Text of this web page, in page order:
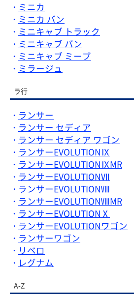
ミニカ
ミニカ バン
ミニキャブ トラック
ミニキャブ バン
ミニキャブ ミーブ
ミラージュ
ラ行
ランサー
ランサー セディア
ランサー セディア ワゴン
ランサーEVOLUTIONⅨ
ランサーEVOLUTIONⅨMR
ランサーEVOLUTIONⅦ
ランサーEVOLUTIONⅧ
ランサーEVOLUTIONⅧMR
ランサーEVOLUTIONⅩ
ランサーEVOLUTIONワゴン
ランサーワゴン
リベロ
レグナム
A-Z